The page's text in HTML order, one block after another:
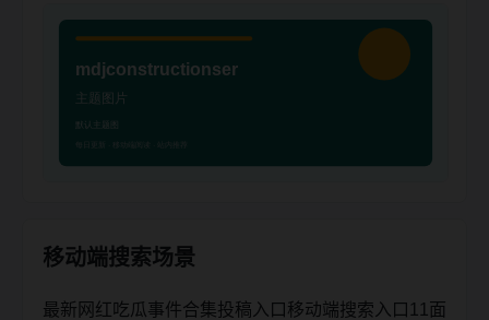
移动端搜索场景
最新网红吃瓜事件合集投稿入口移动端搜索入口11面